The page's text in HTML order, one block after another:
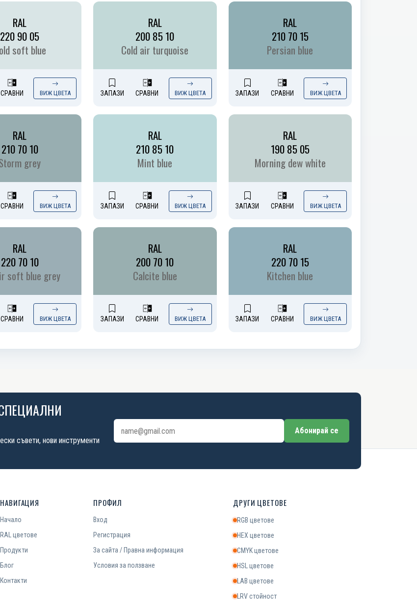
RAL
220 90 05
soft blue
СРАВНИ ВИЖ ЦВЕТА
RAL
200 85 10
Cold air turquoise
ЗАПАЗИ СРАВНИ ВИЖ ЦВЕТА
RAL
210 70 15
Persian blue
ЗАПАЗИ СРАВНИ ВИЖ ЦВЕТА
RAL
210 70 10
grey
СРАВНИ ВИЖ ЦВЕТА
RAL
210 85 10
Mint blue
ЗАПАЗИ СРАВНИ ВИЖ ЦВЕТА
RAL
190 85 05
Morning dew white
ЗАПАЗИ СРАВНИ ВИЖ ЦВЕТА
RAL
220 70 10
soft blue grey
СРАВНИ ВИЖ ЦВЕТА
RAL
200 70 10
Calcite blue
ЗАПАЗИ СРАВНИ ВИЖ ЦВЕТА
RAL
220 70 15
Kitchen blue
ЗАПАЗИ СРАВНИ ВИЖ ЦВЕТА
съвети, нови инструменти
Имейл адрес
Абонирай се
НАВИГАЦИЯ
Начало
RAL цветове
Продукти
Блог
Контакти
ПРОФИЛ
Вход
Регистрация
За сайта / Правна информация
Условия за ползване
ДРУГИ ЦВЕТОВЕ
RGB цветове
HEX цветове
CMYK цветове
HSL цветове
LAB цветове
LRV стойност